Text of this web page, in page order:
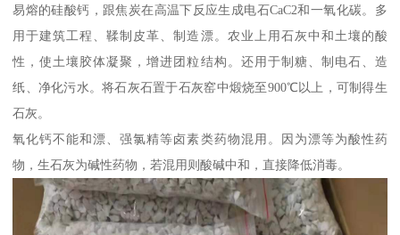
易熔的硅酸钙，跟焦炭在高温下反应生成电石CaC2和一氧化碳。多
用于建筑工程、鞣制皮革、制造漂。农业上用石灰中和土壤的酸
性，使土壤胶体凝聚，增进团粒结构。还用于制糖、制电石、造
纸、净化污水。将石灰石置于石灰窑中煅烧至900℃以上，可制得生
石灰。
氧化钙不能和漂、强氯精等卤素类药物混用。因为漂等为酸性药
物，生石灰为碱性药物，若混用则酸碱中和，直接降低消毒。